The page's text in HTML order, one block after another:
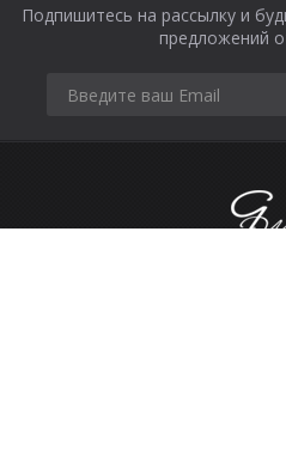
Подпишитесь на рассылку и
предложений